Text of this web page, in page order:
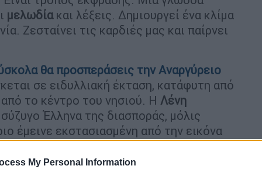
My Personal Information
μελωδίακαι λέξεις. Δημιουργεί ένα κλίμα
Ζεσταίνει τις καρδιές μας και παίρνει
θα προσπεράσεις τηνΑναργύρειο
σε ειδυλλιακή έκταση, κατάφυτη από
το κέντρο του νησιού. Η Λένη
Έλληνα της διασποράς, μόλις
έμεινε εκστασιασμένη από την εικόνα
μόνο υπέροχες μουσικές έπρεπε ν'
με το ίδρυμα και λίγο καιρό αργότερα